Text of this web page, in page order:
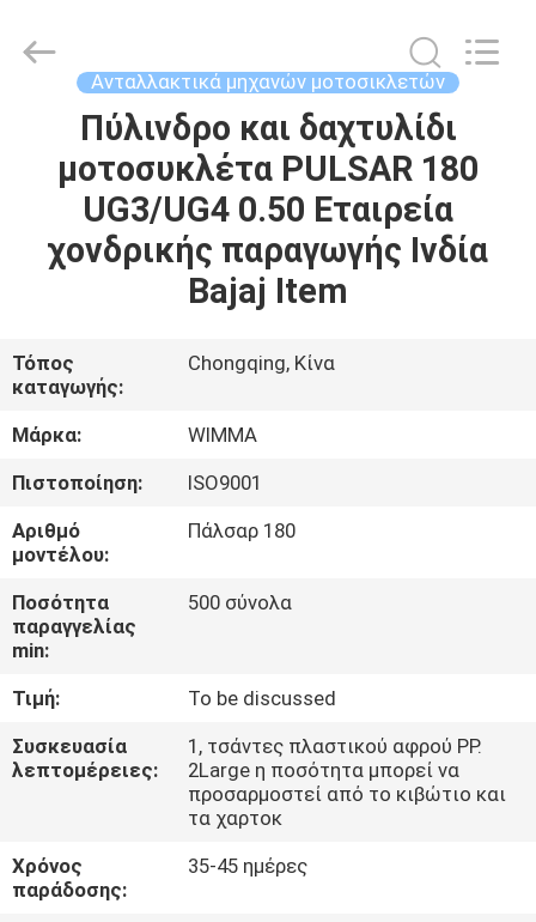
ΣΠΊΤΙ
ΠΡΟΪΌΝΤΑ
ΒΊΝΤΕΟ
ΣΧΕΤΙΚΆ
ΜΕ
ΕΜΆΣ
ΕΠΙΣΚΕΨΉ
ΕΡΓΟΣΤΑΣΊΟΥ
ΈΛΕΓΧΟΣ
ΕΙΔΉΣΕΙΣ
ΜΙΑ
ΠΡΟΣΦΟΡΆ
Parts
Ανταλλακτικά μηχανών μοτοσικλετών
Πύλινδρο και δαχτυλίδι
μοτοσυκλέτα PULSAR 180
UG3/UG4 0.50 Εταιρεία
χονδρικής παραγωγής Ινδία
Bajaj Item
Τόπος
καταγωγής:
Chongqing, Κίνα
Μάρκα:
WIMMA
Πιστοποίηση:
ISO9001
Αριθμό
μοντέλου:
Πάλσαρ 180
Ποσότητα
παραγγελίας
min:
500 σύνολα
Τιμή:
To be discussed
Συσκευασία
λεπτομέρειες:
1, τσάντες πλαστικού αφρού PP.
2Large η ποσότητα μπορεί να
προσαρμοστεί από το κιβώτιο και
τα χαρτοκ
Χρόνος
παράδοσης:
35-45 ημέρες